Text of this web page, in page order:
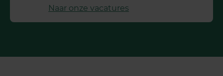
Naar onze vacatures